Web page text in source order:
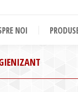
NOI